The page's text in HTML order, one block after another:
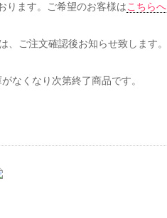
ます。ご希望のお客様はこちらへ
ご注文確認後お知らせ致します。
なくなり次第終了商品です。